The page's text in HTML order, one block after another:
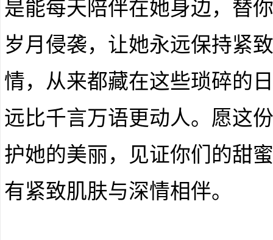
是能每天陪伴在她身边，替
岁月侵袭，让她永远保持紧
情，从来都藏在这些琐碎的
远比千言万语更动人。愿这
护她的美丽，见证你们的甜
有紧致肌肤与深情相伴。